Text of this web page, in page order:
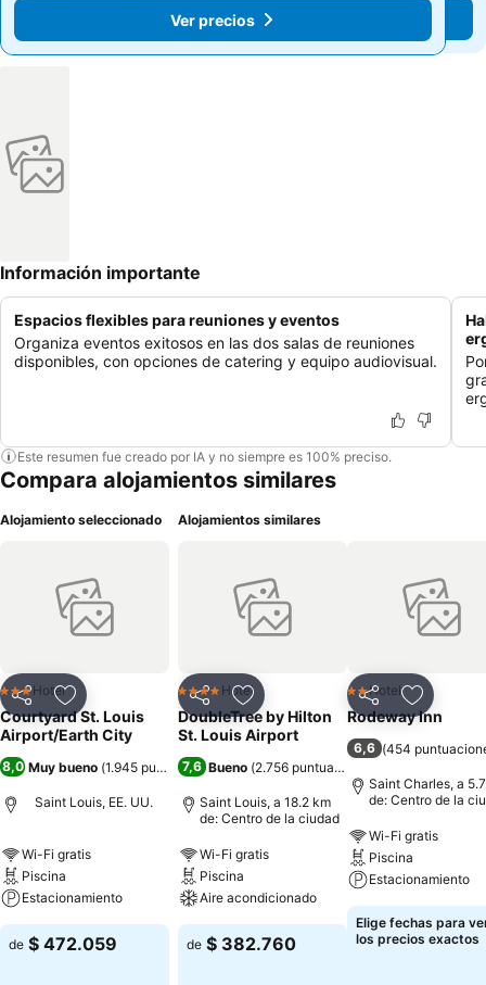
Ver precios
Ver precios
Información importante
Espacios flexibles para reuniones y eventos
Organiza eventos exitosos en las dos salas de reuniones
disponibles, con opciones de catering y equipo audiovisual.
Este resumen fue creado por IA y no siempre es 100% preciso.
Compara alojamientos similares
Alojamiento seleccionado
CompartirAgregar a favoritos
3 Estrellas
Hotel
Courtyard St. Louis
Airport/Earth City
8,0 Muy bueno (1.945 puntuaciones)
Saint Louis, EE. UU.
Wi-Fi gratis
Piscina
Estacionamiento
de $ 472.059
Alojamientos similares
CompartirAgregar a favoritos
4 EstrellasHotel
DoubleTree by Hilton
St. Louis Airport
7,6 Bueno (2.756 puntuaciones
Saint Louis, a 18.2 km
de: Centro de la ciudad
Wi-Fi gratis
Piscina
Aire acondicionado
de $ 382.760
CompartirAgregar
2 Estrellas
Hotel
Rodeway Inn
6,6 (454
Saint Charles, a
de: Centro de la
Wi-Fi gratis
Piscina
Estacionamiento
Elige fechas para
los precios exactos